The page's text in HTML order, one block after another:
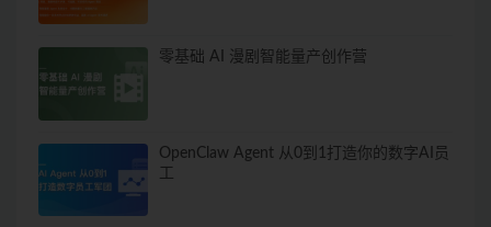
零基础 AI 漫剧智能量产创作营
OpenClaw Agent 从0到1打造你的数字AI员
工